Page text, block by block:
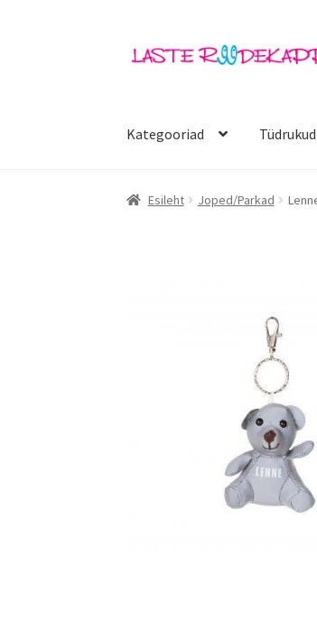
Liigu
navigeerimisele
Liigu
Kategooriad Tüdrukud
Esileht Joped/Parkad